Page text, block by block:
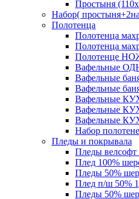
Простыня
Набор(
Полотенца
Полотенца
Полотенца
Полотенце
Вафельные
Вафельные
Вафельные
Вафельные
Вафельные
Вафельные
Набор
Пледы и покрывала
Пледы велсофт
Плед 100%
Пледы 50%
Плед п/ш 50%
Пледы 50%